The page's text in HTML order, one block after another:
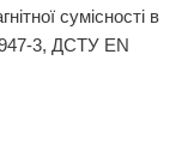
сумісності в
3, ДСТУ EN